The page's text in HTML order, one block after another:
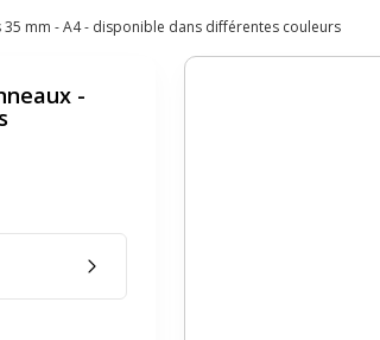
mm - A4 - disponible dans différentes couleurs
-
: